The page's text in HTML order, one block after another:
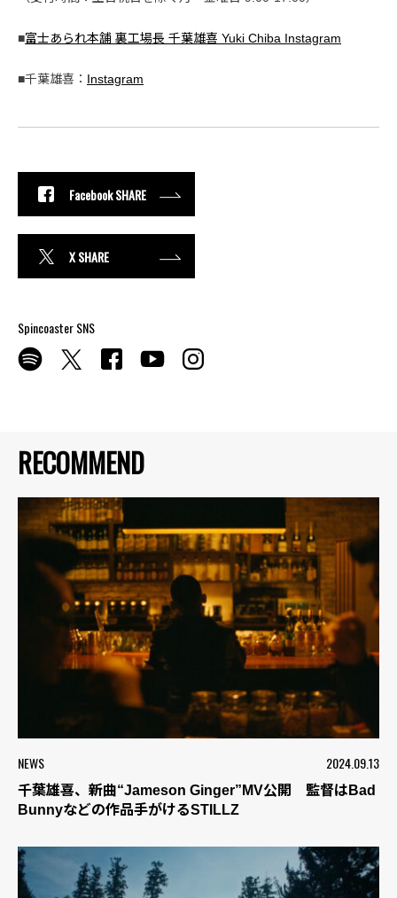
RECOMMEND
NEWS 2024.09.13
千葉雄喜、新曲“Jameson Ginger”MV公開 監督はBad
Bunnyなどの作品手がけるSTILLZ
■富士あられ本舗 裏工場長 千葉雄喜 Yuki Chiba Instagram
■千葉雄喜： Instagram
Facebook SHARE
X SHARE
Spincoaster SNS